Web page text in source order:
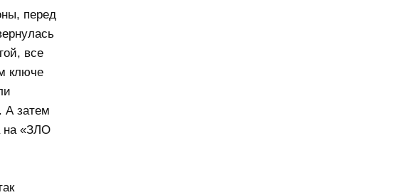
перед
все
ключе
А затем
на «ЗЛО